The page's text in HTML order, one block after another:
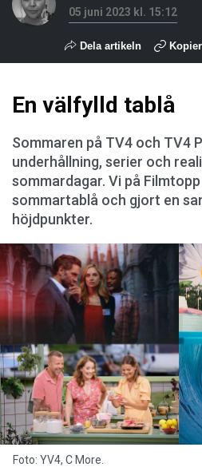
05 juni 2023 kl. 15:12
Dela artikeln
En välfylld tablå
Sommaren på TV4 och TV4
underhållning, serier och
sommardagar. Vi på
sommartablå och gjort en
höjdpunkter.
Foto: YV4, C More.